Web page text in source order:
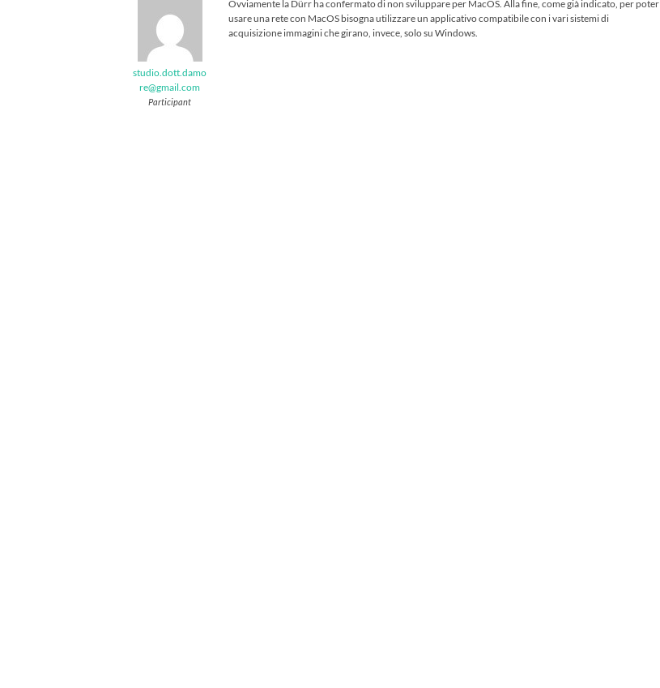
studio.dott.damo
re@gmail.com
Participant
Ovviamente la Dürr ha confermato di non sviluppare per MacOS. Alla fine, come già indicato, per poter
usare una rete con MacOS bisogna utilizzare un applicativo compatibile con i vari sistemi di
acquisizione immagini che girano, invece, solo su Windows.